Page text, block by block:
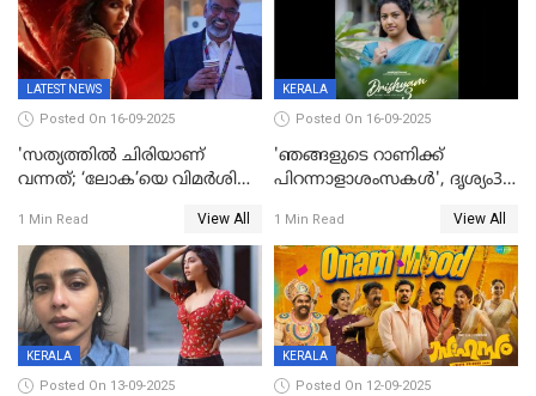
LATEST NEWS
Posted On 16-09-2025
'സത്യത്തിൽ ചിരിയാണ്
വന്നത്; ‘ലോക’യെ വിമർശിച്ച്
1 Min Read View All
KERALA
Posted On 16-09-2025
'ഞങ്ങളുടെ റാണിക്ക്
പിറന്നാളാശംസകൾ', ദൃശ്യം3-
പോസ്റ്റർ പുറത്തുവിട്ടു
1 Min Read View All
KERALA
Posted On 13-09-2025
KERALA
Posted On 12-09-2025